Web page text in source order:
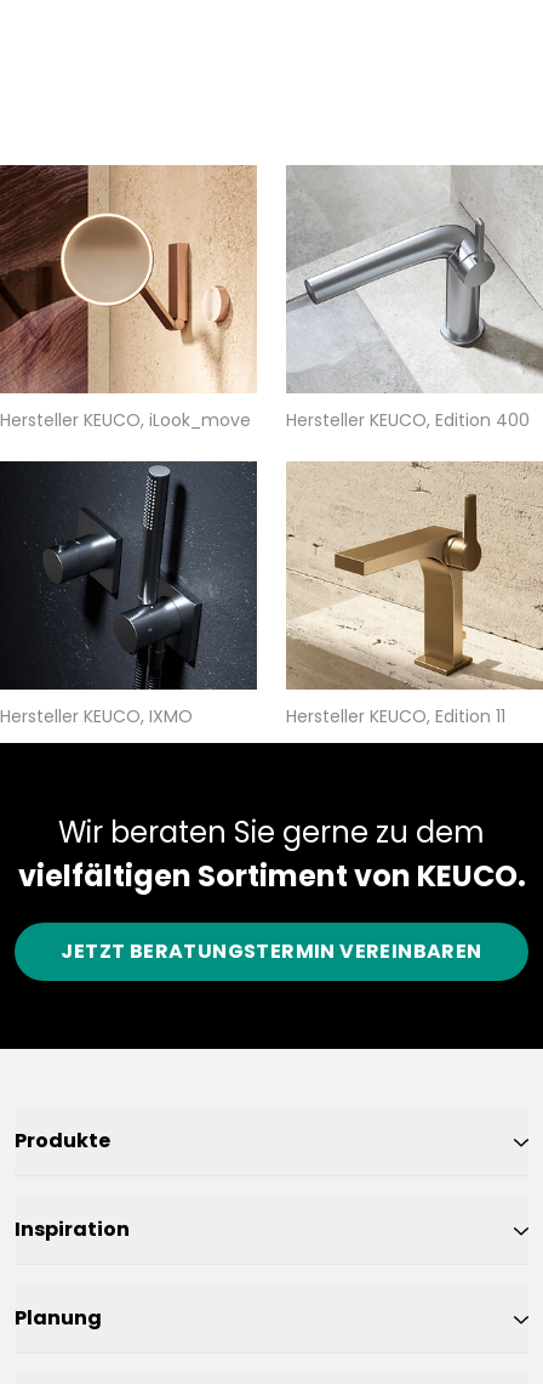
Hersteller KEUCO, iLook_move Hersteller KEUCO, Edition 400
Hersteller KEUCO, IXMO Hersteller KEUCO, Edition 11
Wir beraten Sie gerne zu dem
vielfältigen Sortiment von KEUCO.
JETZT BERATUNGSTERMIN VEREINBAREN
Produkte
Inspiration
Planung